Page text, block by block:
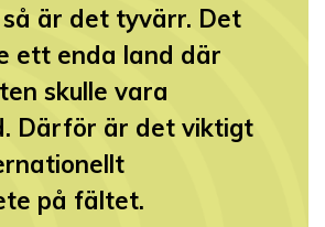
är det tyvärr. Det
ett enda land där
skulle vara
Därför är det viktigt
på fältet.